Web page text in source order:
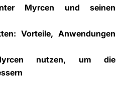
Myrcen und seinen
Vorteile, Anwendungen
nutzen, um die